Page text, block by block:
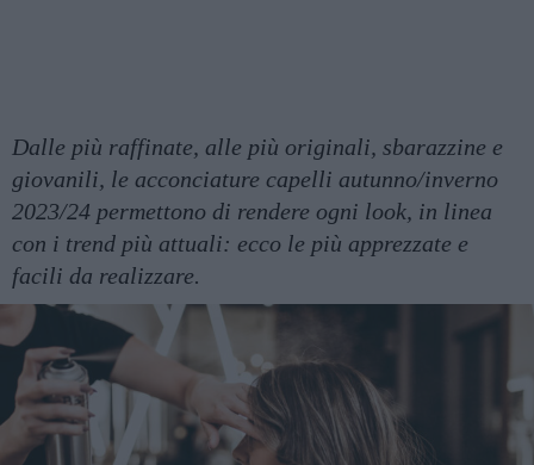
Dalle più raffinate, alle più originali, sbarazzine e
giovanili, le acconciature capelli autunno/inverno
2023/24 permettono di rendere ogni look, in linea
con i trend più attuali: ecco le più apprezzate e
facili da realizzare.